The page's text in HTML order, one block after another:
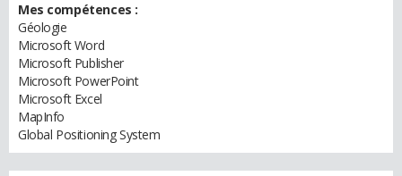
Mes compétences :
Géologie
Microsoft Word
Microsoft Publisher
Microsoft PowerPoint
Microsoft Excel
MapInfo
Global Positioning System